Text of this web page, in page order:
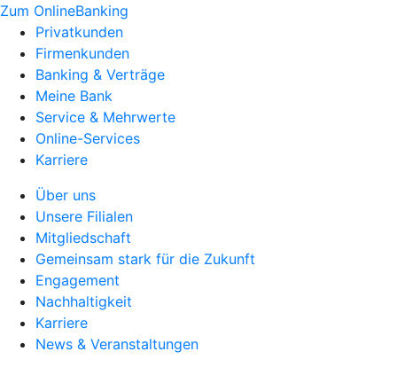
Zum OnlineBanking
Privatkunden
Firmenkunden
Banking & Verträge
Meine Bank
Service & Mehrwerte
Online-Services
Karriere
Über uns
Unsere Filialen
Mitgliedschaft
Gemeinsam stark für die Zukunft
Engagement
Nachhaltigkeit
Karriere
News & Veranstaltungen